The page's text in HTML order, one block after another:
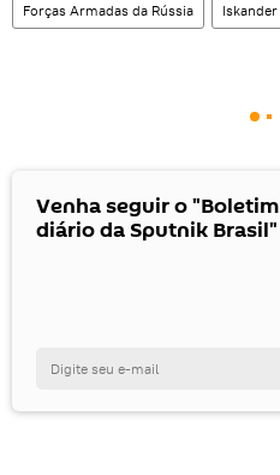
Forças Armadas da Rússia Iskander
Venha seguir o "Boletim
diário da Sputnik Brasil"